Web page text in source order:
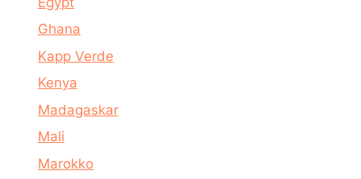
Ghana
Kapp Verde
Kenya
Madagaskar
Mali
Marokko